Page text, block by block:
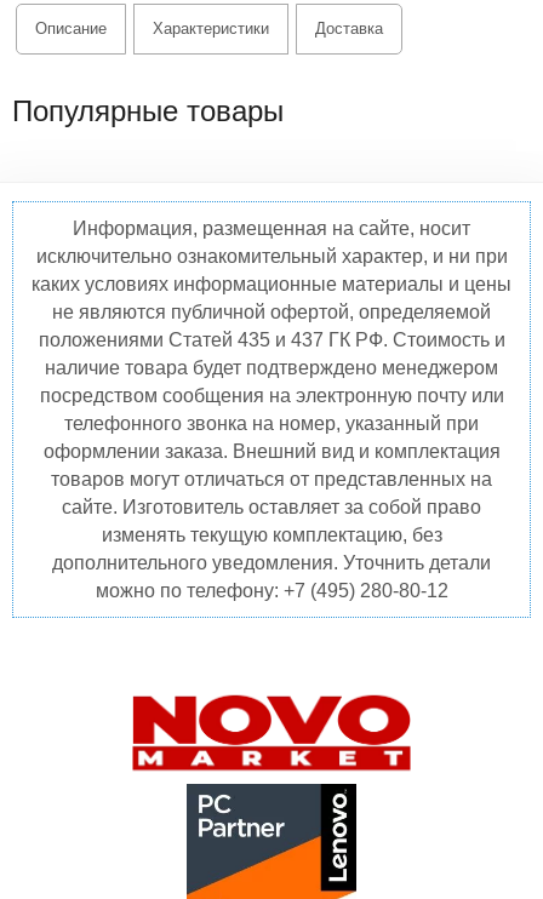
Описание Характеристики Доставка
Популярные товары
Информация, размещенная на сайте, носит
исключительно ознакомительный характер, и ни при
каких условиях информационные материалы и цены
не являются публичной офертой, определяемой
положениями Статей 435 и 437 ГК РФ. Стоимость и
наличие товара будет подтверждено менеджером
посредством сообщения на электронную почту или
телефонного звонка на номер, указанный при
оформлении заказа. Внешний вид и комплектация
товаров могут отличаться от представленных на
сайте. Изготовитель оставляет за собой право
изменять текущую комплектацию, без
дополнительного уведомления. Уточнить детали
можно по телефону: +7 (495) 280-80-12